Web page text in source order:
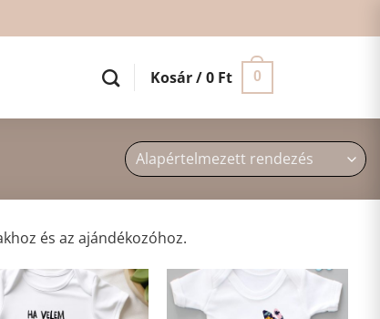
Kosár /0 Ft 0
és az ajándékozóhoz.